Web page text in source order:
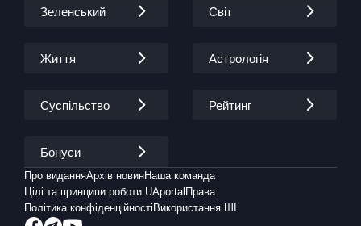
Зеленський Світ
Життя Астрологія
Суспільство Рейтинг
Бонуси
Про виданняАрхів новинНаша команда
Цілі та принципи роботи UAportal Права
Політика конфіденційності Використання ШІ